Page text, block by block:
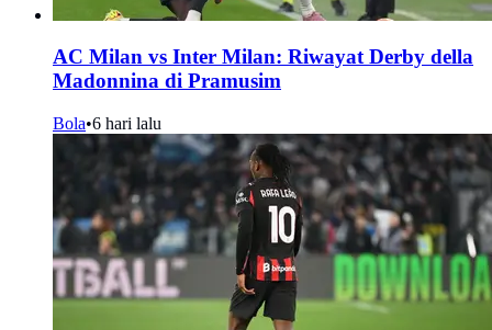
AC Milan vs Inter Milan: Riwayat Derby della
Madonnina di Pramusim
Bola•6 hari lalu